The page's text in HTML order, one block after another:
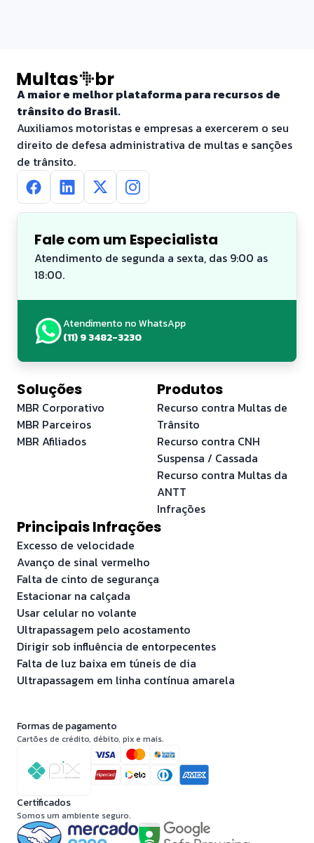
A maior e melhor plataforma para recursos de
trânsito do Brasil.
Auxiliamos motoristas e empresas a exercerem o seu
direito de defesa administrativa de multas e sanções
de trânsito.
Fale com um Especialista
Atendimento de segunda a sexta, das 9:00 as
18:00.
Atendimento no WhatsApp
(11) 9 3482-3230
Soluções
MBR Corporativo
MBR Parceiros
MBR Afiliados
Produtos
Recurso contra Multas de
Trânsito
Recurso contra CNH
Suspensa / Cassada
Recurso contra Multas da
ANTT
Infrações
Principais Infrações
Excesso de velocidade
Avanço de sinal vermelho
Falta de cinto de segurança
Estacionar na calçada
Usar celular no volante
Ultrapassagem pelo acostamento
Dirigir sob influência de entorpecentes
Falta de luz baixa em túneis de dia
Ultrapassagem em linha contínua amarela
Formas de pagamento
Cartões de crédito, débito, pix e mais.
Certificados
Somos um ambiente seguro.